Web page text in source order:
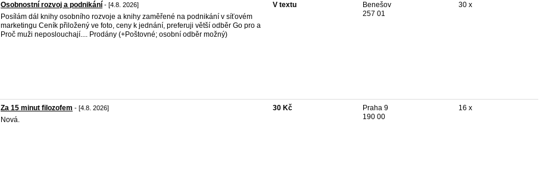
Osobnostní rozvoj a podnikání - [4.8. 2026]
Posílám dál knihy osobního rozvoje a knihy zaměřené na podnikání v síťovém
marketingu Ceník přiložený ve foto, ceny k jednání, preferuji větší odběr Go pro a
Proč muži neposlouchají.... Prodány (+Poštovné; osobní odběr možný)
V textu
Benešov
257 01
30 x
Za 15 minut filozofem - [4.8. 2026]
Nová.
30 Kč
Praha 9
190 00
16 x